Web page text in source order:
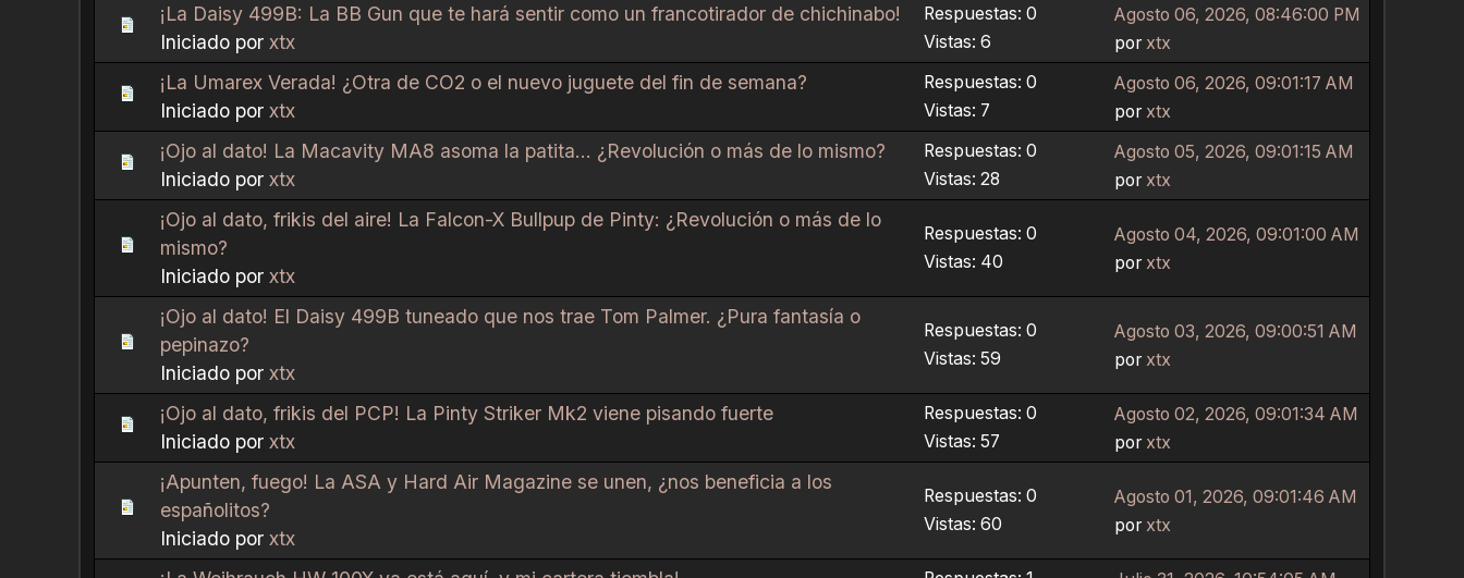
¡La Daisy 499B: La BB Gun que te hará sentir como un francotirador de chichinabo!
Iniciado por xtx
Respuestas: 0
Vistas: 6
Agosto 06, 2026, 08:46:00 PM
por xtx
¡La Umarex Verada! ¿Otra de CO2 o el nuevo juguete del fin de semana?
Iniciado por xtx
Respuestas: 0
Vistas: 7
Agosto 06, 2026, 09:01:17 AM
por xtx
¡Ojo al dato! La Macavity MA8 asoma la patita... ¿Revolución o más de lo mismo?
Iniciado por xtx
Respuestas: 0
Vistas: 28
Agosto 05, 2026, 09:01:15 AM
por xtx
¡Ojo al dato, frikis del aire! La Falcon-X Bullpup de Pinty: ¿Revolución o más de lo
mismo?
Iniciado por xtx
Respuestas: 0
Vistas: 40
Agosto 04, 2026, 09:01:00 AM
por xtx
¡Ojo al dato! El Daisy 499B tuneado que nos trae Tom Palmer. ¿Pura fantasía o
pepinazo?
Iniciado por xtx
Respuestas: 0
Vistas: 59
Agosto 03, 2026, 09:00:51 AM
por xtx
¡Ojo al dato, frikis del PCP! La Pinty Striker Mk2 viene pisando fuerte
Iniciado por xtx
Respuestas: 0
Vistas: 57
Agosto 02, 2026, 09:01:34 AM
por xtx
¡Apunten, fuego! La ASA y Hard Air Magazine se unen, ¿nos beneficia a los
españolitos?
Iniciado por xtx
Respuestas: 0
Vistas: 60
Agosto 01, 2026, 09:01:46 AM
por xtx